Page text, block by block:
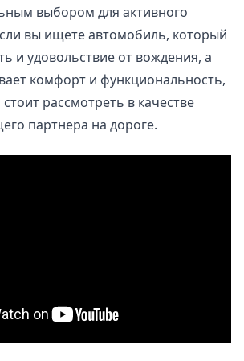
выбором для активного
вы ищете автомобиль, который
и удовольствие от вождения, а
комфорт и функциональность,
рассмотреть в качестве
партнера на дороге.